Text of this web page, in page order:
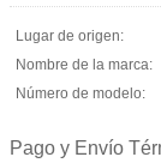
Lugar de origen:
Nombre de la marca:
Número de modelo:
Pago y Envío